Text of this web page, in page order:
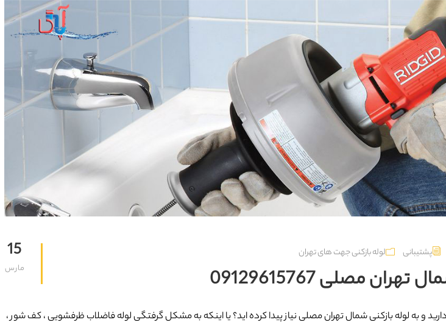
15
مارس
پشتیبانی لوله بازکنی جهت های تهران
مصلی 09129615767
و به لوله بازکنی شمال تهران مصلی نیاز پیدا کرده اید؟ یا اینکه به مشکل گرفتگی لوله فاضلاب ظرفشویی ، کف شور ،